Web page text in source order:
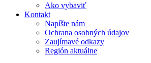
Ako vybaviť
Kontakt
Napíšte nám
Ochrana osobných údajov
Zaujímavé odkazy
Región aktuálne